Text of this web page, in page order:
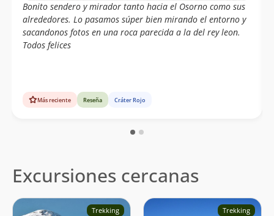
Bonito sendero y mirador tanto hacia el Osorno como sus
alrededores. Lo pasamos súper bien mirando el entorno y
sacandonos fotos en una roca parecida a la del rey leon.
Todos felices
Más reciente Reseña Cráter Rojo
Excursiones cercanas
Trekking Trekking